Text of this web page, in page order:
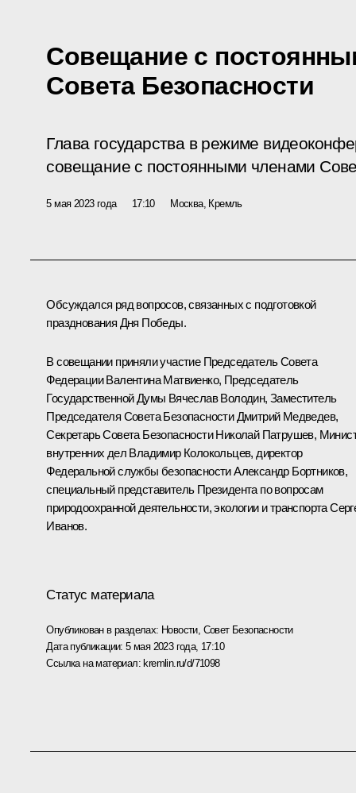
Совещание с
Совета Безопасности
Глава государства в режиме
совещание с постоянными членами
5 мая 2023 года 17:10 Москва, Кремль
Обсуждался ряд вопросов, связанных с подготовкой
празднования Дня Победы.
В совещании приняли участие Председатель Совета
ФедерацииВалентина Матвиенко, Председатель
Государственной Думы Вячеслав Володин, Заместитель
Председателя Совета БезопасностиДмитрий Медведев,
Секретарь Совета БезопасностиНиколай Патрушев,
внутренних дел Владимир Колокольцев, директор
Федеральной службы безопасностиАлександр Бортников,
специальный представитель Президента по вопросам
природоохранной деятельности, экологии и транспорта
Иванов.
Статус материала
Опубликован в разделах: Новости, Совет Безопасности
Дата публикации:5 мая 2023 года, 17:10
Ссылка на материал: kremlin.ru/d/71098